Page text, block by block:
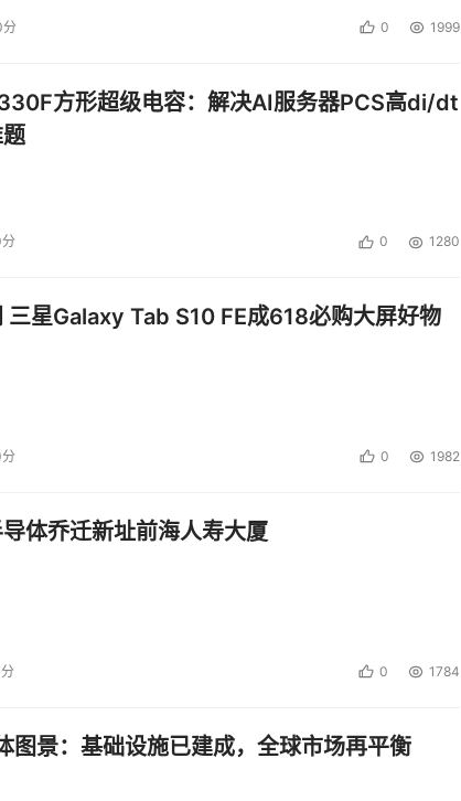
0 1999
方形超级电容：解决AI服务器PCS高di/dt
0 1280
三星Galaxy Tab S10 FE成618必购大屏好物
0 1982
体乔迁新址前海人寿大厦
0 1784
图景：基础设施已建成，全球市场再平衡